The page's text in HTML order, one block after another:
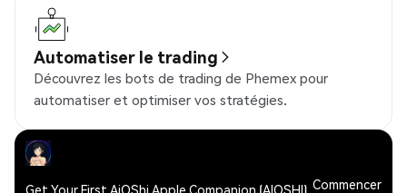
Automatiser le trading
Découvrez les bots de trading de Phemex pour
automatiser et optimiser vos stratégies.
Get Your First AiOShi Apple Companion (AIOSHI) Commencer